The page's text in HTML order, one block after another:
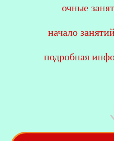
очные
начало
подробная